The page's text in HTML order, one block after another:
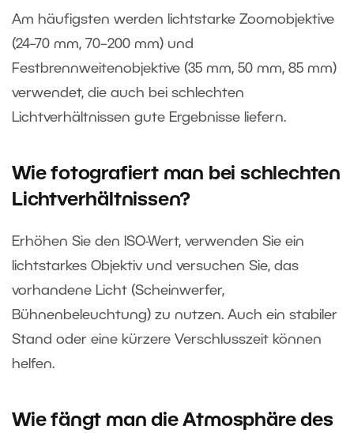
Am häufigsten werden lichtstarke Zoomobjektive
(24–70 mm, 70–200 mm) und
Festbrennweitenobjektive (35 mm, 50 mm, 85 mm)
verwendet, die auch bei schlechten
Lichtverhältnissen gute Ergebnisse liefern.
Wie fotografiert man bei schlechten
Lichtverhältnissen?
Erhöhen Sie den ISO-Wert, verwenden Sie ein
lichtstarkes Objektiv und versuchen Sie, das
vorhandene Licht (Scheinwerfer,
Bühnenbeleuchtung) zu nutzen. Auch ein stabiler
Stand oder eine kürzere Verschlusszeit können
helfen.
Wie fängt man die Atmosphäre des